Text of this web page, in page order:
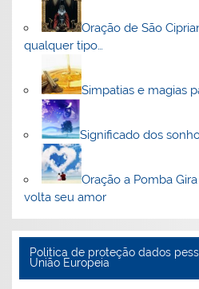
Oração de São
qualquer tipo…
Simpatias e magias
Significado dos
Oração a Pomba
volta seu amor
Politica de proteção dados
União Europeia